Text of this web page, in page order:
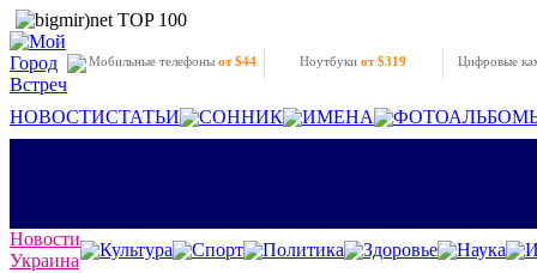
Мобильные телефоны от $44 Ноутбукиот $319 Цифровые
НОВОСТИСТАТЬИ СОННИК ИМЕНА
Новости
Украина
Культура Спорт Политика Здоровье Наука